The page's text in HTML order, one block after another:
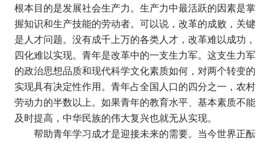
根本目的是发展社会生产力。生产力中最活跃的因素是掌
握知识和生产技能的劳动者。可以说，改革的成败，关键
是人才问题。没有成千上万的各类人才，改革难以成功，
四化难以实现。青年是改革中的一支生力军。这支生力军
的政治思想品质和现代科学文化素质如何，对两个转变的
实现具有决定性作用。青年占全国人口的四分之一，农村
劳动力的半数以上。如果青年的教育水平、基本素质不能
及时提高，中华民族的伟大复兴也就无从实现。
帮助青年学习成才是迎接未来的需要。当今世界正酝